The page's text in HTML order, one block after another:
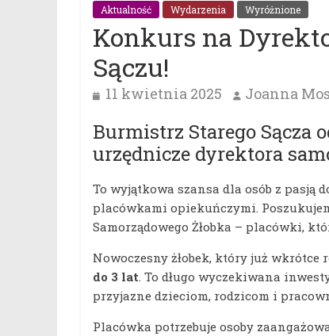
Aktualność Wydarzenia Wyróżnione
Konkurs na
Sączu!
11 kwietnia 2025 Joanna
Burmistrz Starego Sącza
urzędnicze dyrektora
To wyjątkowa szansa dla osób z pasją
placówkami opiekuńczymi.
Samorządowego Żłobka – placówki,
Nowoczesny żłobek, który już
do 3 lat. To długo wyczekiwana
przyjazne dzieciom, rodzicom i
Placówka potrzebuje osoby